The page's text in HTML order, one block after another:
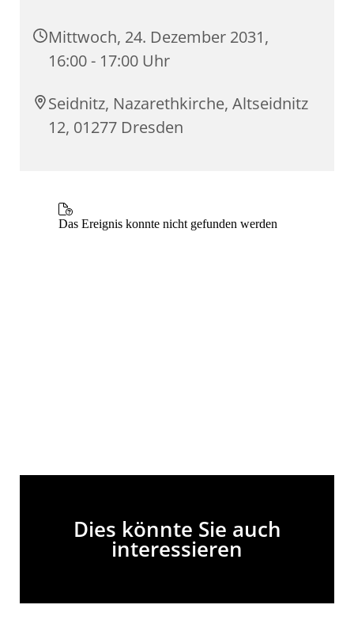
Mittwoch, 24. Dezember 2031,
16:00 - 17:00 Uhr
Seidnitz, Nazarethkirche, Altseidnitz
12, 01277 Dresden
Dies könnte Sie auch
interessieren